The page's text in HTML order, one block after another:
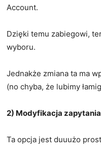
Account.
Dzięki temu zabiegowi,
wyboru.
Jednakże zmiana ta ma
(no chyba, że lubimy
2) Modyfikacja
Ta opcja jest duuużo